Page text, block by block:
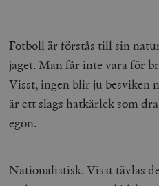
Fotboll är förstås till sin
jaget. Man får inte vara för
Visst, ingen blir ju besviken
är ett slags hatkärlek som
egon.
Nationalistisk. Visst tävlas